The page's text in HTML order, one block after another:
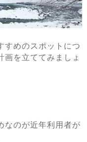
すめのスポットにつ
画を立ててみましょ
なのが近年利用者が